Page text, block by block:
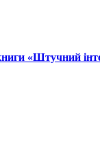
«Штучний